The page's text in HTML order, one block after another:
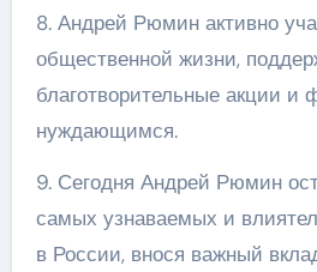
8. Андрей Рюмин активно
общественной жизни,
благотворительные акции
нуждающимся.
9. Сегодня Андрей Рюмин
самых узнаваемых и
в России, внося важный